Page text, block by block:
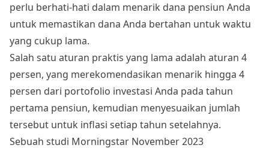
perlu berhati-hati dalam menarik dana pensiun Anda
untuk memastikan dana Anda bertahan untuk waktu
yang cukup lama.
Salah satu aturan praktis yang lama adalah aturan 4
persen, yang merekomendasikan menarik hingga 4
persen dari portofolio investasi Anda pada tahun
pertama pensiun, kemudian menyesuaikan jumlah
tersebut untuk inflasi setiap tahun setelahnya.
Sebuah studi Morningstar November 2023